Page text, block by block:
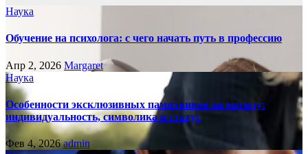
Наука
Обучение на психолога: с чего начать путь в профессию
Апр 2, 2026 Margaret
Наука
Особенности эксклюзивных памятников на могилу:
индивидуальность, символика и статус
Фев 4, 2026admin